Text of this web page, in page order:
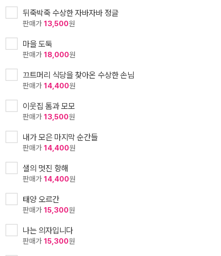
뒤죽박죽 수상한 자바자바 정글
판매가 13,500원
마을 도둑
판매가 18,000원
끄트머리 식당을 찾아온 수상한 손님
판매가 14,400원
이웃집 톰과 모모
판매가 13,500원
내가 모은 마지막 순간들
판매가 14,400원
샐의 멋진 항해
판매가 14,400원
태양 오르간
판매가 15,300원
나는 의자입니다
판매가 15,300원